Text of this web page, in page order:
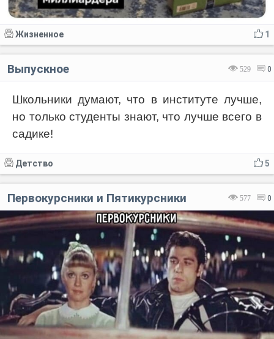
1
Жизненное
529 0
Выпускное
Школьники думают, что в институте лучше,
но только студенты знают, что лучше всего в
садике!
5
Детство
577 0
Первокурсники и Пятикурсники